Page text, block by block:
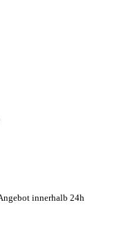
innerhalb 24h